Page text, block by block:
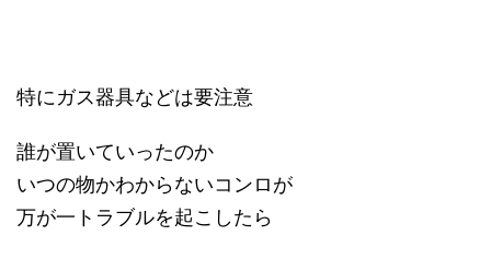
特にガス器具などは要注意
誰が置いていったのか
いつの物かわからないコンロが
万が一トラブルを起こしたら